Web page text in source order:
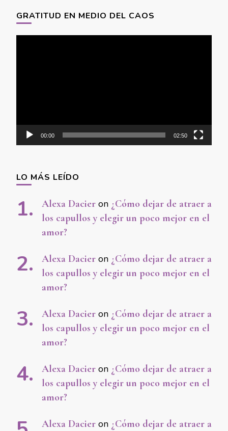
GRATITUD EN MEDIO DEL CAOS
00:00 02:50
LO MÁS LEÍDO
Alexa Dacier on ¿Cómo dejar de atraer a
los capullos y elegir un poco mejor en el
amor?
Alexa Dacier on ¿Cómo dejar de atraer a
los capullos y elegir un poco mejor en el
amor?
Alexa Dacier on ¿Cómo dejar de atraer a
los capullos y elegir un poco mejor en el
amor?
Alexa Dacier on ¿Cómo dejar de atraer a
los capullos y elegir un poco mejor en el
amor?
Alexa Dacier on ¿Cómo dejar de atraer a